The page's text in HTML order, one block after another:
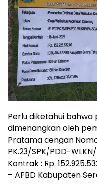
Perlu diketahui
dimenangkan oleh
Pratama dengan
PK.23/SPK/PDD-
Kontrak : Rp.
– APBD Kabupaten